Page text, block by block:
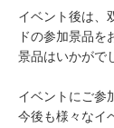
イベント後は、
ドの参加景品を
景品はいかがで
イベントにご参
今後も様々なイ